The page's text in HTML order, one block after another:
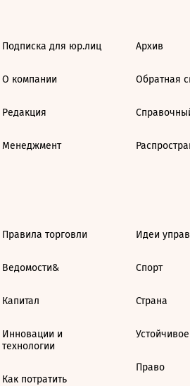
Подписка для юр.лиц
О компании
Редакция
Менеджмент
Архив
Обратная
Правила торговли
Ведомости&
Капитал
Инновации и
технологии
Как потратить
Идеи
Спорт
Страна
Право